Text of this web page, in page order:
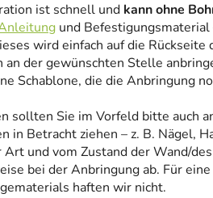
ist schnell und kann ohne
und
wird einfach auf die
an der gewünschten Stelle
Schablone, die die Anbringung
sollten Sie im Vorfeld bitte auch
in Betracht ziehen – z. B. Nägel,
und vom Zustand der Wand/
bei der Anbringung ab. Für
haften wir nicht.